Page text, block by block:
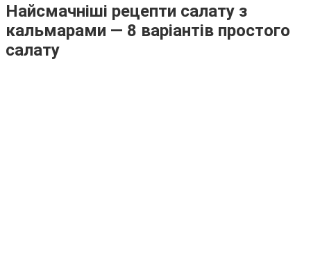
Найсмачніші рецепти салату з
кальмарами — 8 варіантів простого
салату